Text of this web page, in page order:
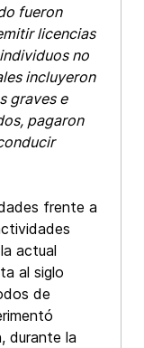
fueron
licencias
no
incluyeron
graves e
pagaron
frente a
actual
al siglo
de
durante la